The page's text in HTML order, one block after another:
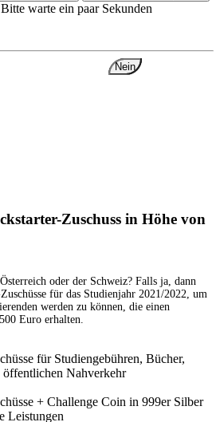
warte ein paar Sekunden
Nein
Zuschuss in Höhe von
oder der Schweiz? Falls ja, dann
für das Studienjahr 2021/2022, um
werden zu können, die einen
Euro erhalten.
für Studiengebühren, Bücher,
Nahverkehr
+ Challenge Coin in 999er Silber
Leistungen